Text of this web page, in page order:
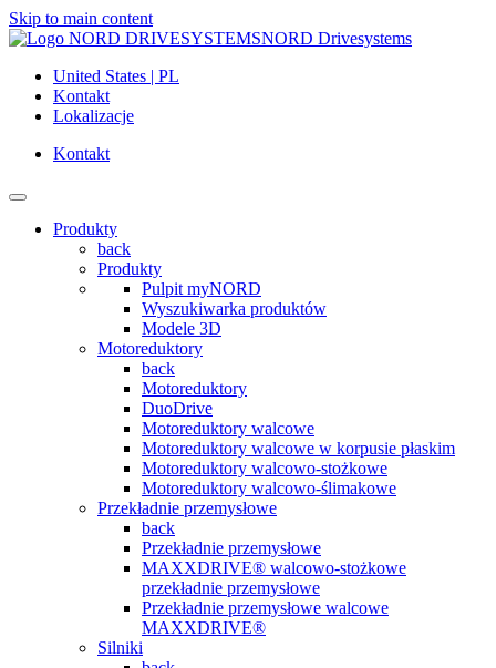
Skip to main content
NORD Drivesystems
United States | PL
Kontakt
Lokalizacje
Kontakt
Produkty
back
Produkty
Pulpit myNORD
Wyszukiwarka produktów
Modele 3D
Motoreduktory
back
Motoreduktory
DuoDrive
Motoreduktory walcowe
Motoreduktory walcowe w korpusie płaskim
Motoreduktory walcowo-stożkowe
Motoreduktory walcowo-ślimakowe
Przekładnie przemysłowe
back
Przekładnie przemysłowe
MAXXDRIVE® walcowo-stożkowe
przekładnie przemysłowe
Przekładnie przemysłowe walcowe
MAXXDRIVE®
Silniki